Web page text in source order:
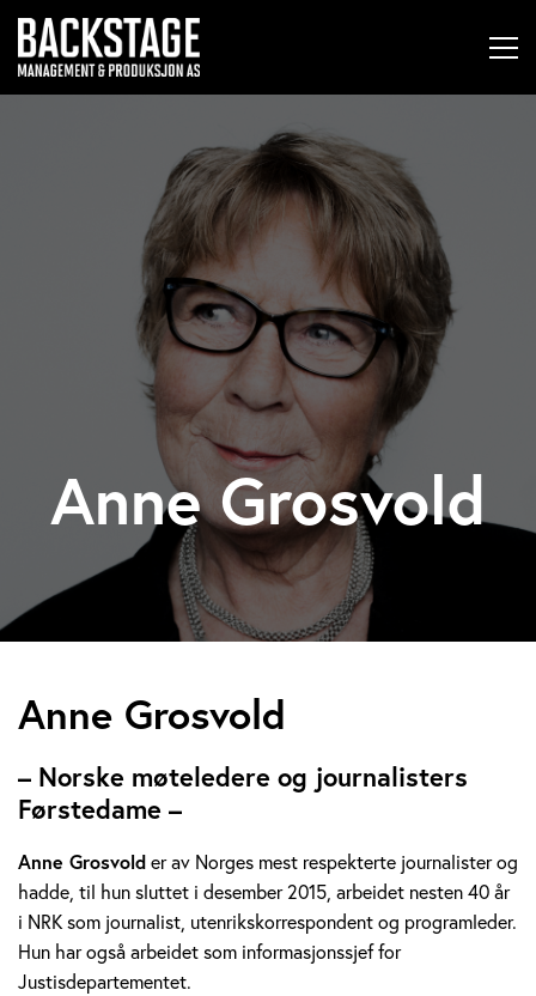
Anne Grosvold
A
n
n
e
G
r
Anne Grosvold
– Norske møteledere og journalisters
Førstedame –
Anne Grosvolder av Norges mest respekterte journalister og
hadde, til hun sluttet i desember 2015, arbeidet nesten 40 år
i NRK som journalist, utenrikskorrespondent og programleder.
Hun har også arbeidet som informasjonssjef for
Justisdepartementet.